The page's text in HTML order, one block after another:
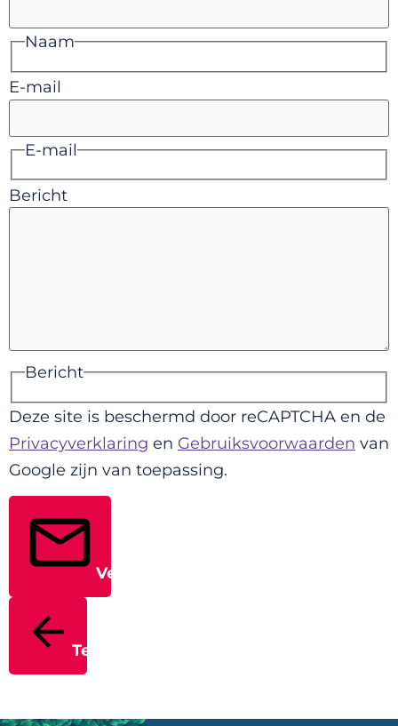
Naam
E-mail
E-mail
Bericht
Bericht
Deze site is beschermd door reCAPTCHA en de
Privacyverklaring en Gebruiksvoorwaarden van
Google zijn van toepassing.
Verstuur
Terug